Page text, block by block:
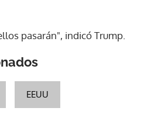
pasarán", indicó Trump.
EEUU